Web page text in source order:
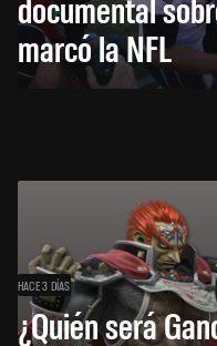
marcó la NFL
HACE 3 DÍAS
¿Quién será